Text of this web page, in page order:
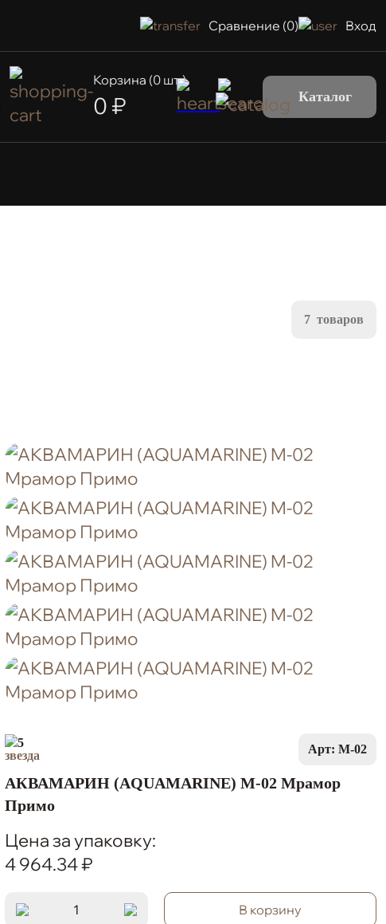
Сравнение (0) Вход
Корзина (0 шт.)
0 ₽ Каталог
7 товаров
5 Арт: M-02
АКВАМАРИН (AQUAMARINE) M-02 Мрамор
Примо
Цена за упаковку:
4 964.34 ₽
В корзину